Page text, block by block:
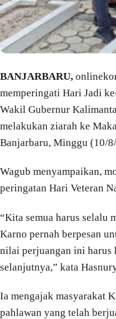
BANJARBARU,
memperingati Hari Jadi
Wakil Gubernur
melakukan ziarah ke
Banjarbaru, Minggu (10/
Wagub menyampaikan,
peringatan Hari Veteran
“Kita semua harus selalu
Karno pernah berpesan
nilai perjuangan ini harus
selanjutnya,” kata
Ia mengajak masyarakat
pahlawan yang telah